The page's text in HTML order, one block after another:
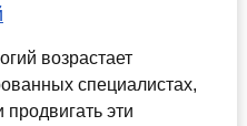
возрастает
специалистах,
эти